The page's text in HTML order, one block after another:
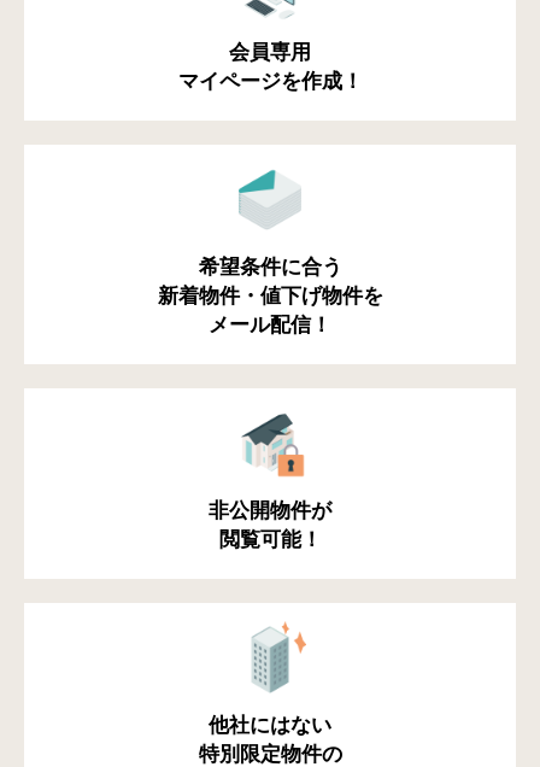
会員専用
マイページを作成！
希望条件に合う
新着物件・値下げ物件を
メール配信！
非公開物件が
閲覧可能！
他社にはない
特別限定物件の